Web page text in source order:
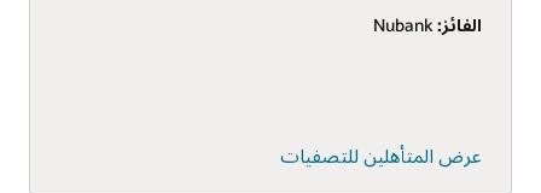
الفائز:
عرض المتأهلين للتصفيات